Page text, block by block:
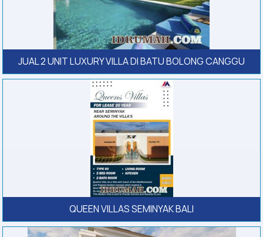
JUAL 2 UNIT LUXURY VILLA DI BATU BOLONG CANGGU
QUEEN VILLAS SEMINYAK BALI